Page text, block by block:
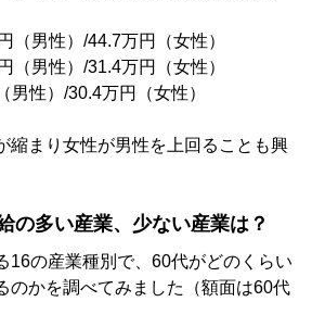
（男性）/44.7万円（女性）
（男性）/31.4万円（女性）
男性）/30.4万円（女性）
まり女性が男性を上回ることも興
の多い産業、少ない産業は？
の産業種別で、60代がどのくらい
のかを調べてみました（額面は60代